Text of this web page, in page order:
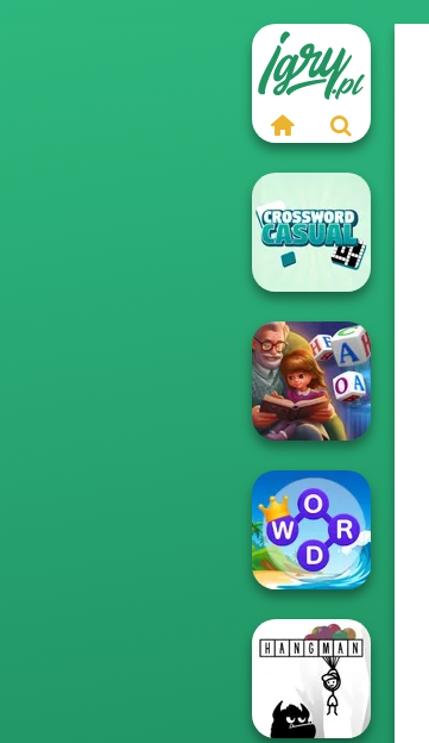
Casual
Crossword
Word Scramble:
Family Tales
Word Connect
Puzzle